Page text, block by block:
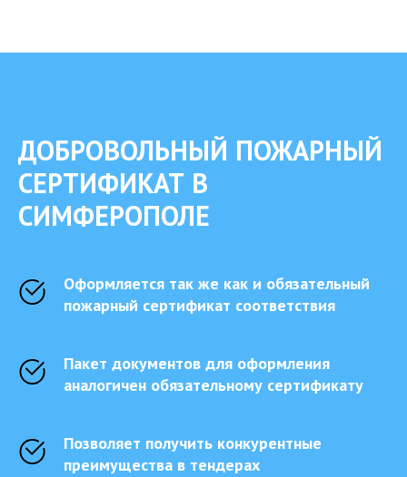
ДОБРОВОЛЬНЫЙ ПОЖАРНЫЙ
СЕРТИФИКАТ В
СИМФЕРОПОЛЕ
Оформляется так же как и обязательный
пожарный сертификат соответствия
Пакет документов для оформления
аналогичен обязательному сертификату
Позволяет получить конкурентные
преимущества в тендерах